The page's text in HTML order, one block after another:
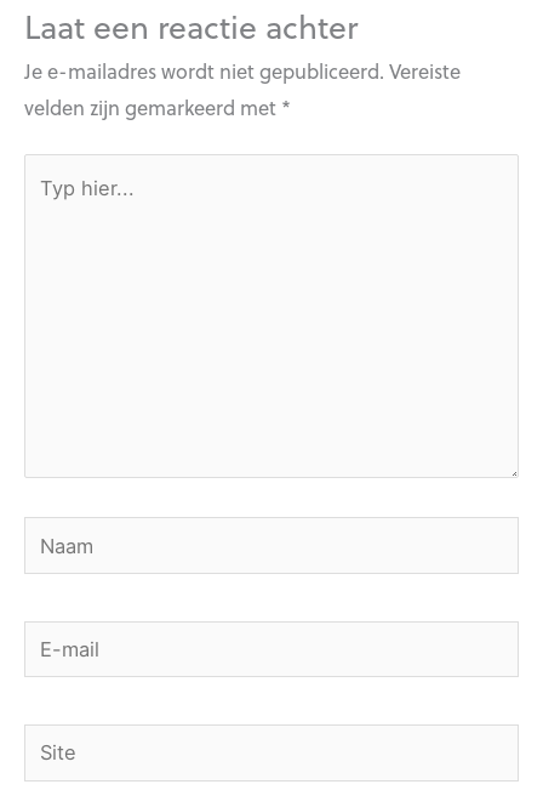
Laat een reactie achter
Je e-mailadres wordt niet gepubliceerd. Vereiste
velden zijn gemarkeerd met *
hier...
Naam
E-
mail
Site